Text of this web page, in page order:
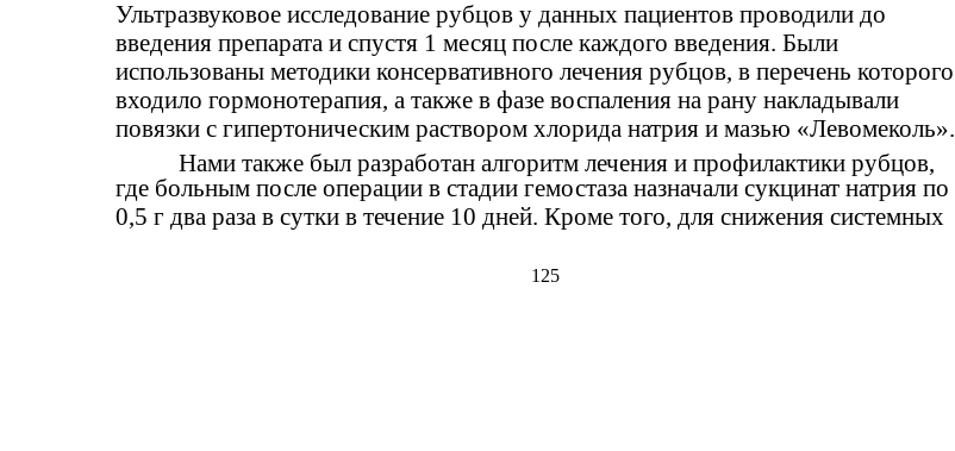
125
Ультразвуковое исследование рубцов у данных пациентов проводили до
введения препарата и спустя 1 месяц после каждого введения. Были
использованы методики консервативного лечения рубцов, в перечень которого
входило гормонотерапия, а также в фазе воспаления на рану накладывали
повязки с гипертоническим раствором хлорида натрия и мазью «Левомеколь».
Нами также был разработан алгоритм лечения и профилактики рубцов,
где больным после операции в стадии гемостаза назначали сукцинат натрия по
0,5 г два раза в сутки в течение 10 дней. Кроме того, для снижения системных